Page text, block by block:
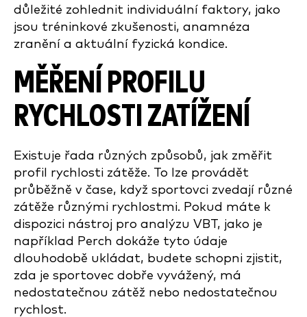
důležité zohlednit individuální faktory, jako
jsou tréninkové zkušenosti, anamnéza
zranění a aktuální fyzická kondice.
MĚŘENÍ PROFILU
RYCHLOSTI ZATÍŽENÍ
Existuje řada různých způsobů, jak změřit
profil rychlosti zátěže. To lze provádět
průběžně v čase, když sportovci zvedají různé
zátěže různými rychlostmi. Pokud máte k
dispozici nástroj pro analýzu VBT, jako je
například Perch dokáže tyto údaje
dlouhodobě ukládat, budete schopni zjistit,
zda je sportovec dobře vyvážený, má
nedostatečnou zátěž nebo nedostatečnou
rychlost.